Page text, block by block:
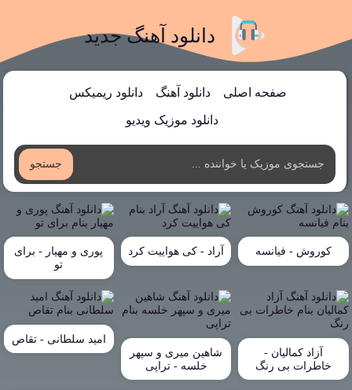
دانلود آهنگ جدید
صفحه اصلی دانلود آهنگ دانلود ریمیکس
دانلود موزیک ویدیو
جستجو
کوروش - فیانسه آراد - کی هواییت کرد
پوری و مهیار - برای
تو
آزاد کمالیان -
خاطرات بی رنگ
شاهین میری و سپهر
خلسه - تراپی
امید سلطانی - تقاص